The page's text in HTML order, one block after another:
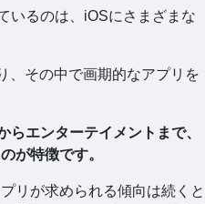
いるのは、iOSにさまざまな
、その中で画期的なアプリを
らエンターテイメントまで、
が特徴です。
リが求められる傾向は続くと